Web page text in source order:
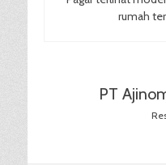
rumah
PT